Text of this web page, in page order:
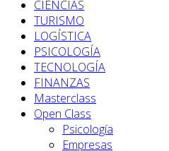
CIENCIAS
TURISMO
LOGÍSTICA
PSICOLOGÍA
TECNOLOGÍA
FINANZAS
Masterclass
Open Class
Psicología
Empresas